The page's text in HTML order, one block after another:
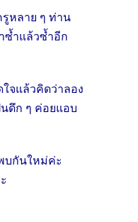
ลาย ๆ ท่าน
ซ้ำแล้วซ้ำอีก
จแล้วคิดว่าลอง
ดึก ๆ ค่อยแอบ
บกันใหม่ค่ะ